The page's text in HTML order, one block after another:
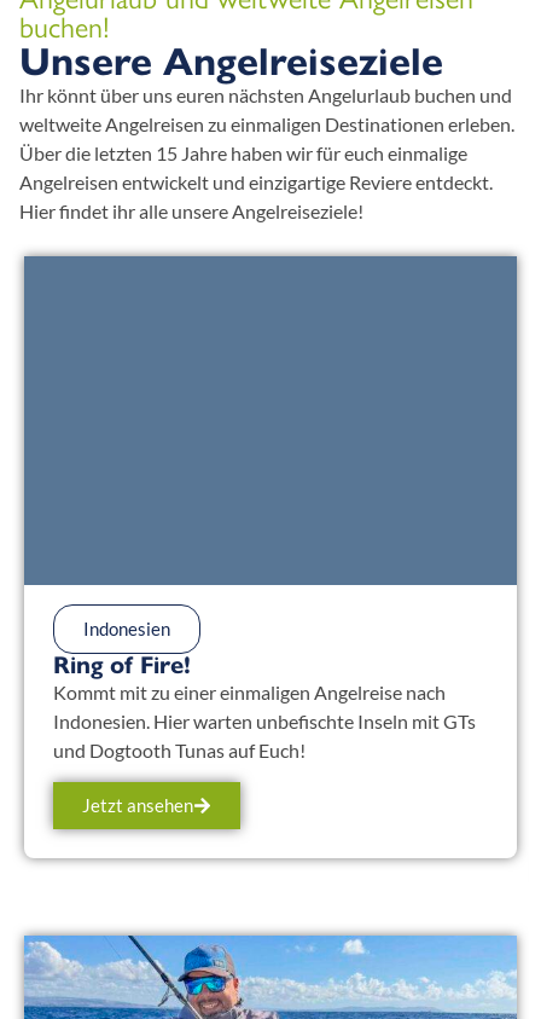
buchen!
Unsere Angelreiseziele
Ihr könnt über uns euren nächsten Angelurlaub buchen und
weltweite Angelreisen zu einmaligen Destinationen erleben.
Über die letzten 15 Jahre haben wir für euch einmalige
Angelreisen entwickelt und einzigartige Reviere entdeckt.
Hier findet ihr alle unsere Angelreiseziele!
Indonesien
Ring of Fire!
Kommt mit zu einer einmaligen Angelreise nach
Indonesien. Hier warten unbefischte Inseln mit GTs
und Dogtooth Tunas auf Euch!
Jetzt ansehen